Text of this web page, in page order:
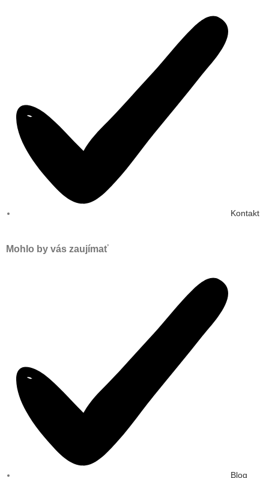
Kontakt
Mohlo by vás zaujímať
Blog